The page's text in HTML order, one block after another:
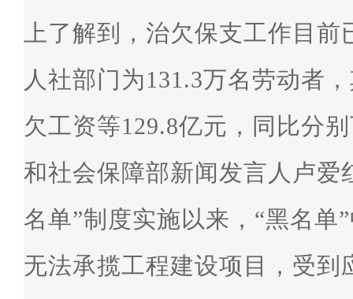
上了解到，治欠保支工作目
人社部门为131.3万名劳动者
欠工资等129.8亿元，同比分
和社会保障部新闻发言人卢爱
名单”制度实施以来，“黑名单
无法承揽工程建设项目，受